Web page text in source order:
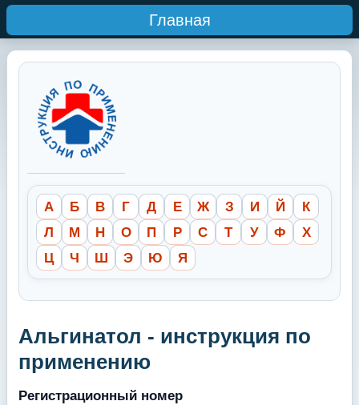
Главная
А Б В Г Д Е Ж З И Й
К
Л
М Н О П Р С Т У Ф
Х
Ц
Ч Ш Э Ю Я
Альгинатол - инструкция по
применению
Регистрационный номер